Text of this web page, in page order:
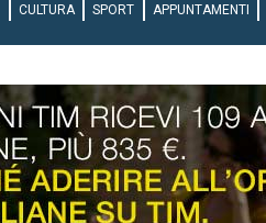
CULTURA SPORT APPUNTAMENTI